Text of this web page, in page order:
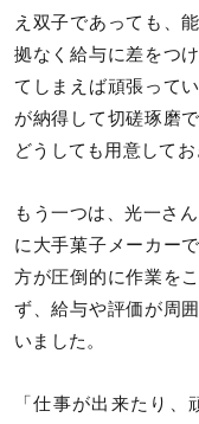
え双子であっても、
拠なく給与に差をつ
てしまえば頑張って
が納得して切磋琢磨
どうしても用意してお
もう一つは、光一さ
に大手菓子メーカー
方が圧倒的に作業を
ず、給与や評価が周
いました。
「仕事が出来たり